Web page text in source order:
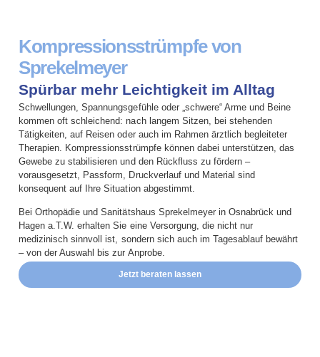
Kompressionsstrümpfe von
Sprekelmeyer
Spürbar mehr Leichtigkeit im Alltag
Schwellungen, Spannungsgefühle oder „schwere“ Arme und Beine
kommen oft schleichend: nach langem Sitzen, bei stehenden
Tätigkeiten, auf Reisen oder auch im Rahmen ärztlich begleiteter
Therapien. Kompressionsstrümpfe können dabei unterstützen, das
Gewebe zu stabilisieren und den Rückfluss zu fördern –
vorausgesetzt, Passform, Druckverlauf und Material sind
konsequent auf Ihre Situation abgestimmt.
Bei Orthopädie und Sanitätshaus Sprekelmeyer in Osnabrück und
Hagen a.T.W. erhalten Sie eine Versorgung, die nicht nur
medizinisch sinnvoll ist, sondern sich auch im Tagesablauf bewährt
– von der Auswahl bis zur Anprobe.
Jetzt beraten lassen